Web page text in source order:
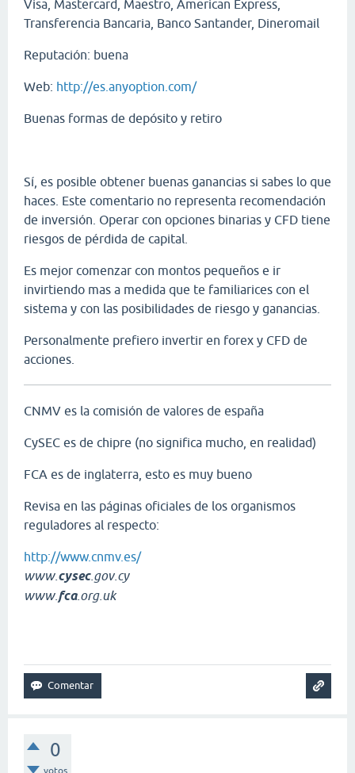
Visa, Mastercard, Maestro, American Express,
Transferencia Bancaria, Banco Santander, Dineromail
Reputación: buena
Web: http://es.anyoption.com/
Buenas formas de depósito y retiro
Sí, es posible obtener buenas ganancias si sabes lo que
haces. Este comentario no representa recomendación
de inversión. Operar con opciones binarias y CFD tiene
riesgos de pérdida de capital.
Es mejor comenzar con montos pequeños e ir
invirtiendo mas a medida que te familiarices con el
sistema y con las posibilidades de riesgo y ganancias.
Personalmente prefiero invertir en forex y CFD de
acciones.
CNMV es la comisión de valores de españa
CySEC es de chipre (no significa mucho, en realidad)
FCA es de inglaterra, esto es muy bueno
Revisa en las páginas oficiales de los organismos
reguladores al respecto:
http://www.cnmv.es/
www. cysec.gov.cy
www. fca.org.uk
0